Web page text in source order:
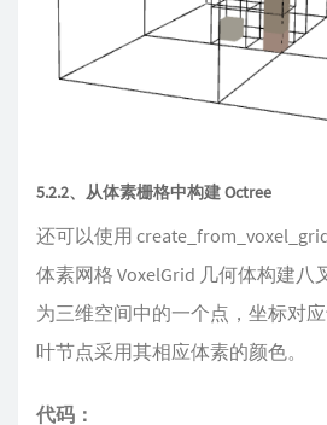
5.2.2、从体素栅格中构建 Octree
还可以使用
体素网格 VoxelGrid 几何体构建八
为三维空间中的一个点，坐标对
叶节点采用其相应体素的颜色。
代码：